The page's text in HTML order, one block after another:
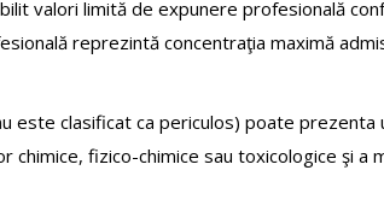
valori limită de expunere profesională
reprezintă concentraţia maximă
este clasificat ca periculos) poate
chimice, fizico-chimice sau toxicologice şi a